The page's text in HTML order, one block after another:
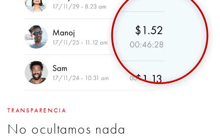
TRANSPARENCIA
No ocultamos nada